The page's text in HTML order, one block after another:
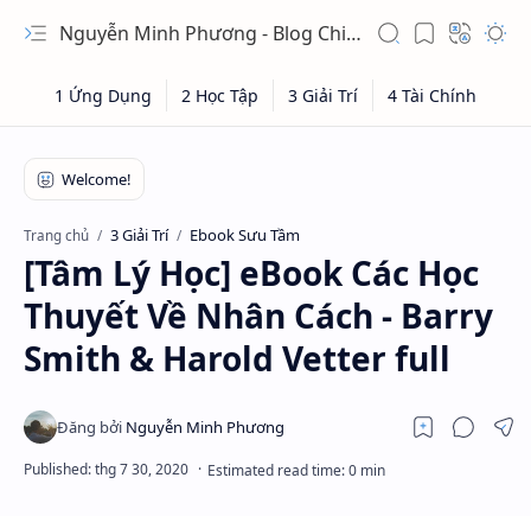
Nguyễn Minh Phương - Blog Chia sẻ Kiến thức Chứng khoán & Tài liệu Toán học
Trang chủ 3 Giải Trí Ebook Sưu Tầm
[Tâm Lý Học] eBook Các Học
Thuyết Về Nhân Cách - Barry
Smith & Harold Vetter full